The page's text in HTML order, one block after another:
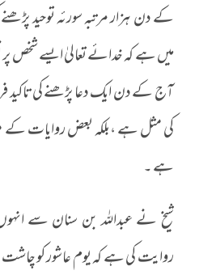
کے دن ہزار مرتبہ سورئہ توحید
میں ہے کہ خدائے تعالیٰ ایسے شخص
آج کے دن ایک دعا پڑھنے کی
کی مثل ہے ،بلکہ بعض روایات
ہے ۔
شیخ نے عبداللہ بن سنان سے
روایت کی ہے کہ یوم عاشور کو